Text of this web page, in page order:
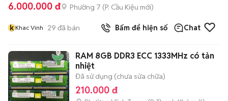
6.000.000 đ Phường 7 (P. Cầu Kiệu mới)
k Khac Vinh 29 đã bán Bấm để hiện số Chat
RAM 8GB DDR3 ECC 1333MHz có tản
nhiệt
Đã sử dụng (chưa sửa chữa)
210.000 đ